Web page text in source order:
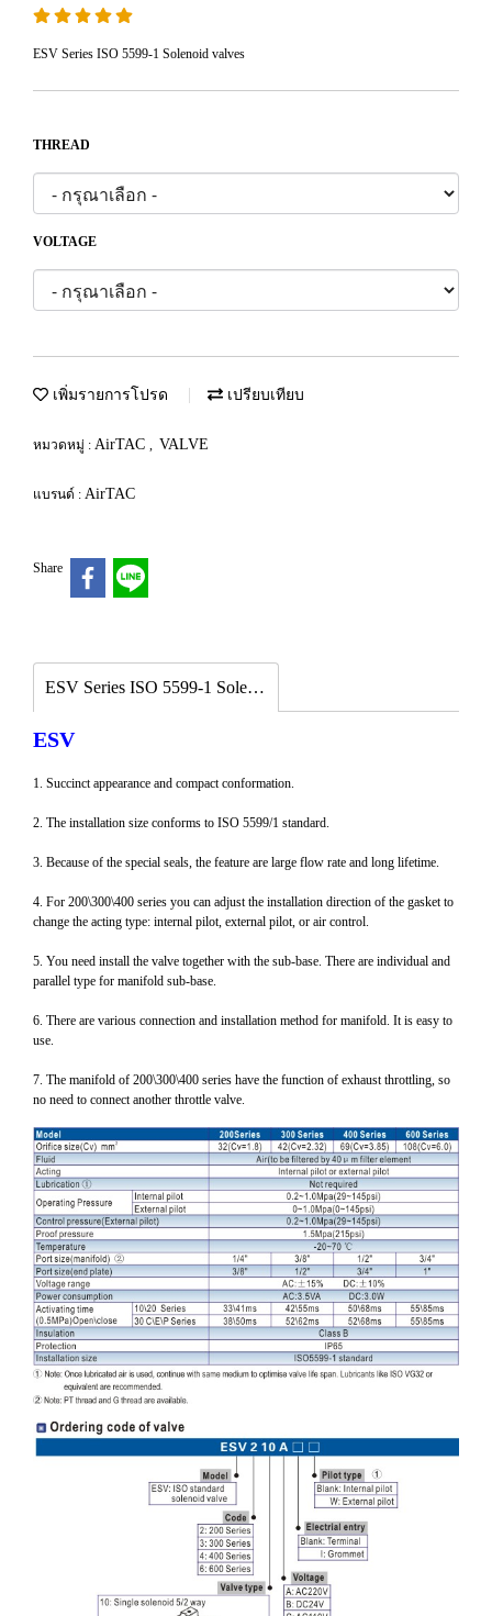
ESV Series ISO 5599-1 Solenoid valves
THREAD
VOLTAGE
เพิ่มรายการโปรด เปรียบเทียบ
หมวดหมู่ : AirTAC , VALVE
แบรนด์ : AirTAC
Share
ESV Series ISO 5599-1 Solenoid valves
ESV
1. Succinct appearance and compact conformation.
2. The installation size conforms to ISO 5599/1 standard.
3. Because of the special seals, the feature are large flow rate and long lifetime.
4. For 200\300\400 series you can adjust the installation direction of the gasket to
change the acting type: internal pilot, external pilot, or air control.
5. You need install the valve together with the sub-base. There are individual and
parallel type for manifold sub-base.
6. There are various connection and installation method for manifold. It is easy to
use.
7. The manifold of 200\300\400 series have the function of exhaust throttling, so
no need to connect another throttle valve.